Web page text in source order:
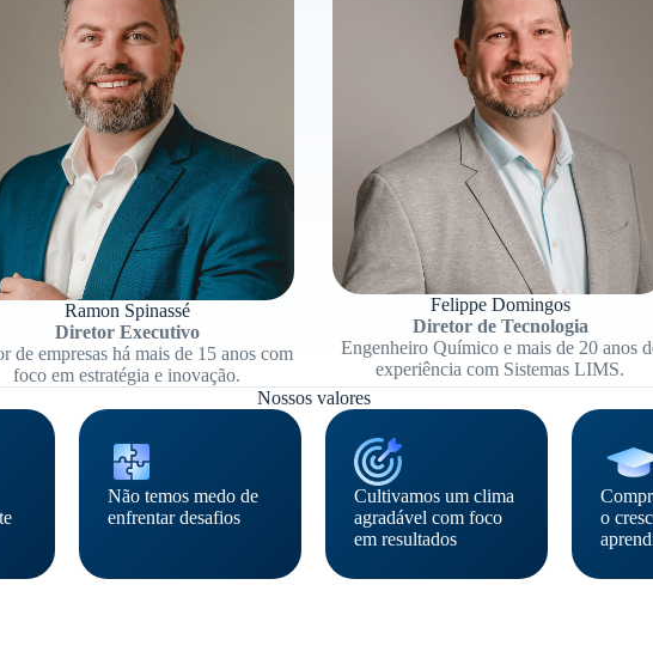
Ramon Spinassé
Diretor Executivo
de empresas há mais de 15 anos com
foco em estratégia e inovação.
Felippe Domingos
Diretor de Tecnologia
Engenheiro Químico e mais de 20 anos
experiência com Sistemas LIMS.
Nossos valores
Não temos medo de
enfrentar desafios
Cultivamos um clima
agradável com foco
em resultados
o